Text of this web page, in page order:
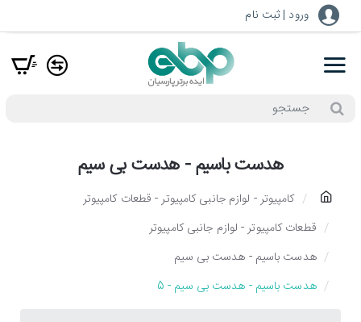
ورود | ثبت نام
هدست باسیم - هدست بی سیم
o
m
کامپیوتر - لوازم جانبی کامپیوتر - قطعات کامپیوتر
قطعات کامپیوتر - لوازم جانبی کامپیوتر
هدست باسیم - هدست بی سیم
هدست باسیم - هدست بی سیم - 5